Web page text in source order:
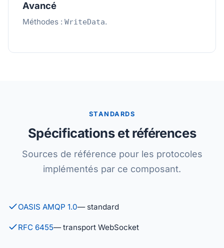
Avancé
Méthodes : WriteData.
STANDARDS
Spécifications et références
Sources de référence pour les protocoles
implémentés par ce composant.
OASIS AMQP 1.0— standard
RFC 6455— transport WebSocket